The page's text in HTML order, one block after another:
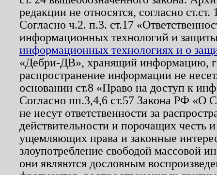
редакции не относятся, согласно
Согласно ч.2. п.3. ст.17
информационных технологий и
информационных технологиях и о
«Дебри-ДВ», хранящий информацию,
распространение информации не
основании ст.8 «Право на доступ к
Согласно пп.3,4,6 ст.57 Закона РФ «О
не несут ответственности за
действительности и порочащих честь
ущемляющих права и законные
злоупотребление свободой массовой
они являются дословным